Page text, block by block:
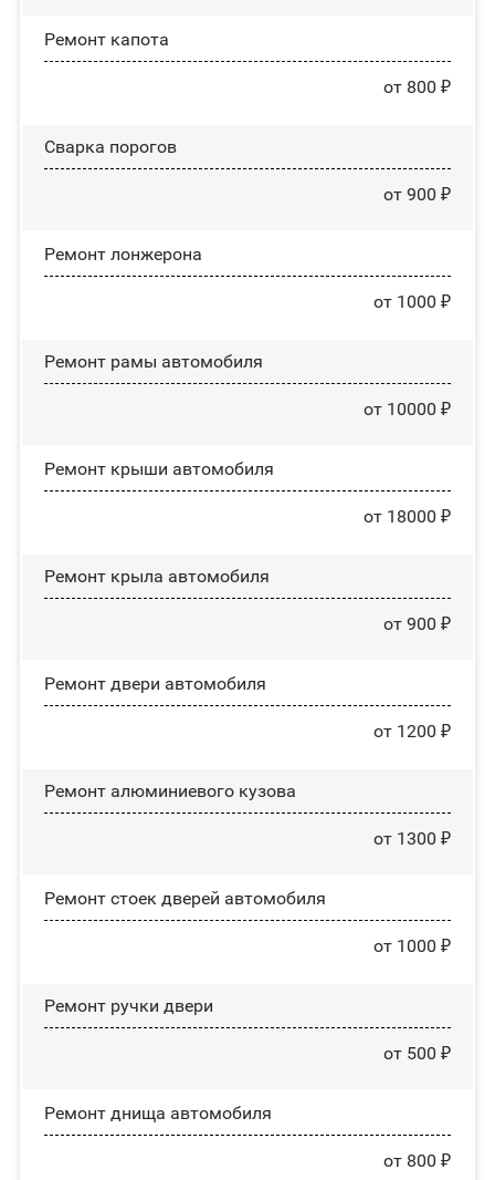
Ремонт капота
от 800 ₽
Сварка порогов
от 900 ₽
Ремонт лонжерона
от 1000 ₽
Ремонт рамы автомобиля
от 10000 ₽
Ремонт крыши автомобиля
от 18000 ₽
Ремонт крыла автомобиля
от 900 ₽
Ремонт двери автомобиля
от 1200 ₽
Ремонт алюминиевого кузова
от 1300 ₽
Ремонт стоек дверей автомобиля
от 1000 ₽
Ремонт ручки двери
от 500 ₽
Ремонт днища автомобиля
от 800 ₽